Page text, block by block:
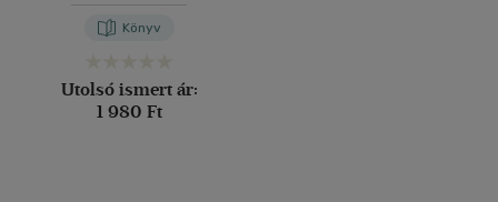
Könyv
Utolsó ismert ár:
1 980 Ft